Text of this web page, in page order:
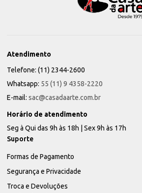
Atendimento
Telefone: (11) 2344-2600
Whatsapp: 55 (11) 9 4358-2220
E-mail: sac@casadaarte.com.br
Horário de atendimento
Seg à Qui das 9h às 18h | Sex 9h às 17h
Suporte
Formas de Pagamento
Segurança e Privacidade
Troca e Devoluções